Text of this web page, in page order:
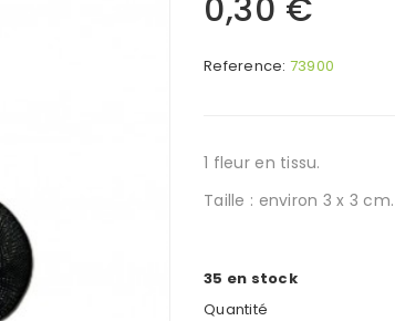
0,30 €
Reference: 73900
1 fleur en tissu.
Taille : environ 3 x 3 cm.
35 en stock
Quantité